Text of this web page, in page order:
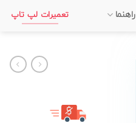
راهنما تعمیرات لپ تاپ